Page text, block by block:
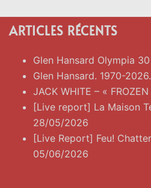
ARTICLES RÉCENTS
Glen Hansard Olympia
Glen Hansard. 1970-
JACK WHITE – «
[Live report] La Maison
28/05/2026
[Live Report] Feu!
05/06/2026